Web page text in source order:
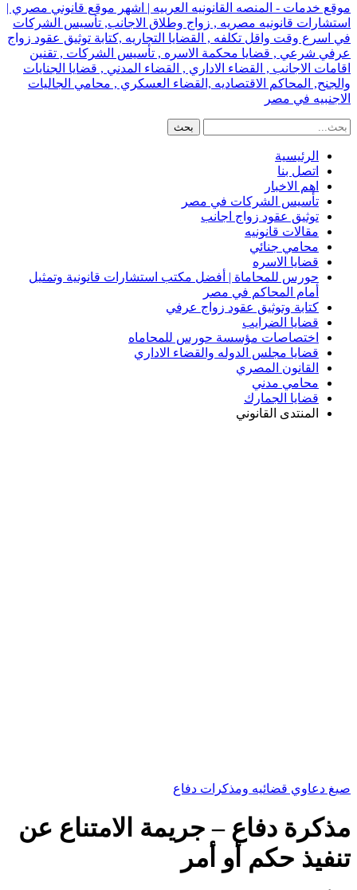
موقع خدمات - المنصه القانونيه العربيه | اشهر موقع قانوني مصري |
استشارات قانونيه مصريه , زواج وطلاق الاجانب, تأسيس الشركات
في اسرع وقت واقل تكلفه , القضايا التجاريه ,كتابة توثيق عقود زواج
عرفي شرعي , قضايا محكمة الاسره , تأسيس الشركات , تقنين
اقامات الاجانب , القضاء الاداري , القضاء المدني , قضايا الجنايات
والجنح, المحاكم الاقتصاديه ,القضاء العسكري , محامي الجاليات
الاجنبيه في مصر
الرئيسية
اتصل بنا
اهم الاخبار
تأسيس الشركات في مصر
توثيق عقود زواج اجانب
مقالات قانونيه
محامي جنائي
قضايا الاسره
حورس للمحاماة | أفضل مكتب استشارات قانونية وتمثيل
أمام المحاكم في مصر
كتابة وتوثيق عقود زواج عرفي
قضايا الضرايب
اختصاصات مؤسسة حورس للمحاماه
قضايا مجلس الدوله والقضاء الاداري
القانون المصري
محامي مدني
قضايا الجمارك
المنتدى القانوني
صيغ دعاوي قضائيه ومذكرات دفاع
مذكرة دفاع – جريمة الامتناع عن
تنفيذ حكم أو أمر